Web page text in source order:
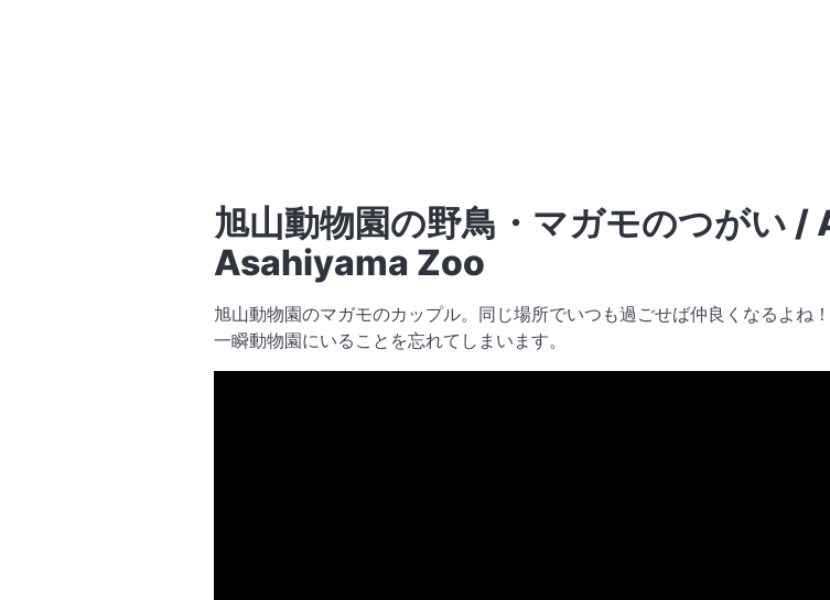
旭山動物園の野鳥・マガモのつがい
Asahiyama Zoo
旭山動物園のマガモのカップル。同じ場所でいつも過ごせば仲良くなるよね
一瞬動物園にいることを忘れてしまいます。